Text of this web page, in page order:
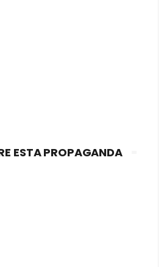
ESTA PROPAGANDA